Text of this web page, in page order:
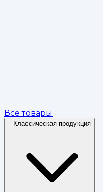
Все товары
Классическая продукция